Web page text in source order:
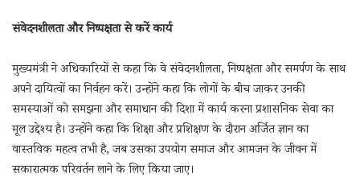
संवेदनशीलता और निष्पक्षता से करें कार्य
मुख्यमंत्री ने अधिकारियों से कहा कि वे संवेदनशीलता, निष्पक्षता और समर्पण के साथ
अपने दायित्वों का निर्वहन करें। उन्होंने कहा कि लोगों के बीच जाकर उनकी
समस्याओं को समझना और समाधान की दिशा में कार्य करना प्रशासनिक सेवा का
मूल उद्देश्य है। उन्होंने कहा कि शिक्षा और प्रशिक्षण के दौरान अर्जित ज्ञान का
वास्तविक महत्व तभी है, जब उसका उपयोग समाज और आमजन के जीवन में
सकारात्मक परिवर्तन लाने के लिए किया जाए।